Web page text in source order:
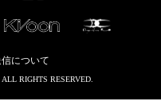
について
RIGHTS RESERVED.